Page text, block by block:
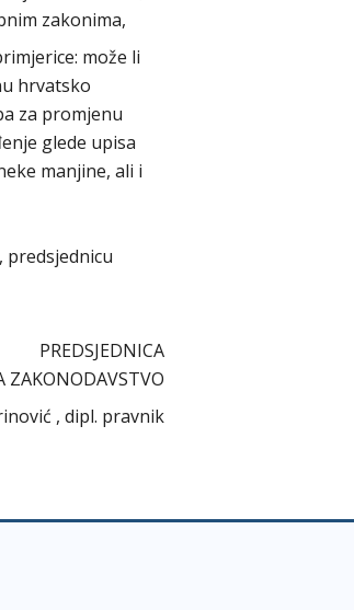
zakonima,
može li
hrvatsko
za promjenu
glede upisa
manjine, ali i
predsjednicu
PREDSJEDNICA
ZAKONODAVSTVO
, dipl. pravnik